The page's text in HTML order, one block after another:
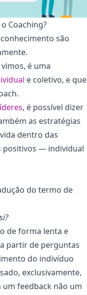
Coaching?
são
é uma
e coletivo, e que
, é possível dizer
as estratégias
dentro das
positivos — individual
do termo de
de forma lenta e
partir de perguntas
do indivíduo
exclusivamente,
um feedback não um